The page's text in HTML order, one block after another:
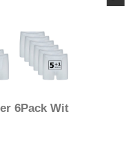
6Pack Wit